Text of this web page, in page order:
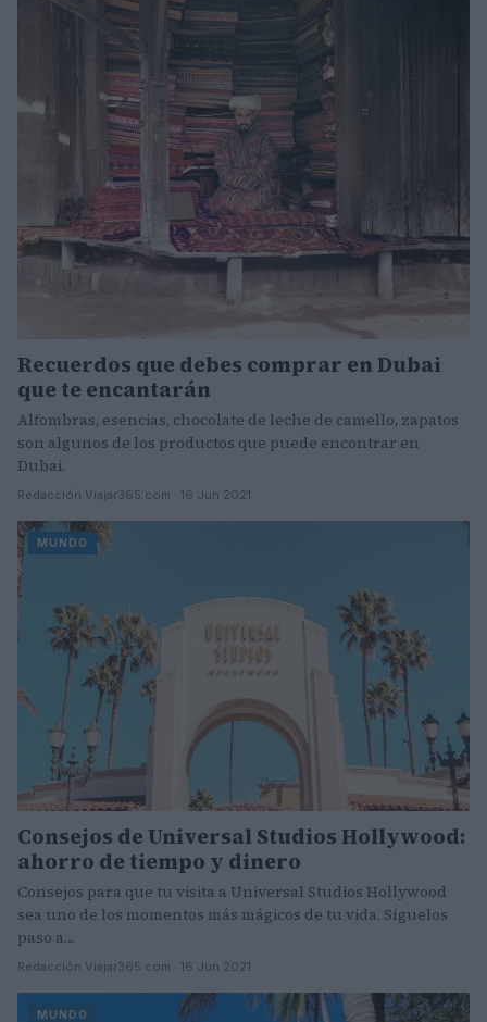
Recuerdos que debes comprar en Dubai
que te encantarán
Alfombras, esencias, chocolate de leche de camello, zapatos
son algunos de los productos que puede encontrar en
Dubai.
Redacción Viajar365.com · 16 Jun 2021
MUNDO
Consejos de Universal Studios Hollywood:
ahorro de tiempo y dinero
Consejos para que tu visita a Universal Studios Hollywood
sea uno de los momentos más mágicos de tu vida. Síguelos
paso a…
Redacción Viajar365.com · 16 Jun 2021
MUNDO